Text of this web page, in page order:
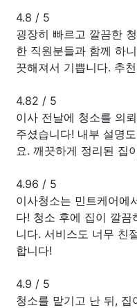
4.8 / 5
굉장히 빠르고 깔끔한
한 직원분들과 함께 하
끗해져서 기쁩니다. 추
4.82 / 5
이사 전날에 청소를 의
주셨습니다! 내부 설명
요. 깨끗하게 정리된 집
4.96 / 5
이사청소는 민트케어에
다! 청소 후에 집이 깔
니다. 서비스도 너무 친
합니다!
4.9 / 5
청소를 맡기고 난 뒤, 집